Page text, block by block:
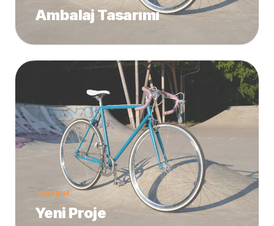
Ambalaj Tasarımı
TASARIM
Yeni Proje